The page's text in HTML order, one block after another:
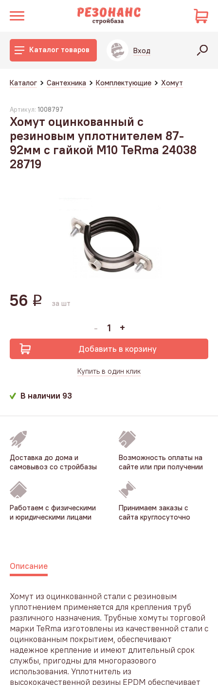
Каталог товаров Вход
Каталог Сантехника Комплектующие Хомут
Артикул: 1008797
Хомут оцинкованный с
резиновым уплотнителем 87-
92мм с гайкой М10 TeRma 24038
28719
56 q за шт
Добавить в корзину
Купить в один клик
В наличии 93
Доставка до дома и
самовывоз со стройбазы
Возможность оплаты на
сайте или при получении
Работаем с физическими
и юридическими лицами
Принимаем заказы с
сайта круглосуточно
Описание
Хомут из оцинкованной стали с резиновым
уплотнением применяется для крепления труб
различного назначения. Трубные хомуты торговой
марки TeRma изготовлены из качественной стали с
оцинкованным покрытием, обеспечивают
надежное крепление и имеют длительный срок
службы, пригодны для многоразового
использования. Уплотнитель из
высококачественной резины EPDM обеспечивает